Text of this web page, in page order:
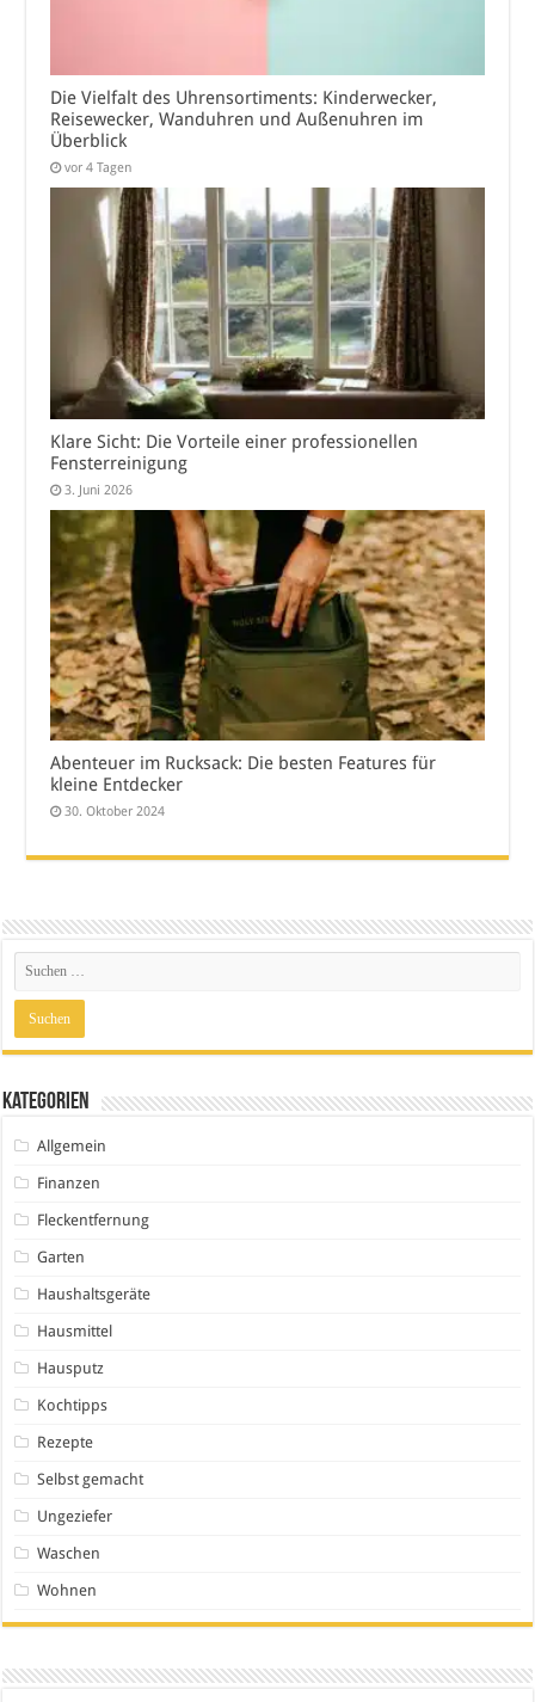
Die Vielfalt des Uhrensortiments: Kinderwecker,
Reisewecker, Wanduhren und Außenuhren im
Überblick
vor 4 Tagen
Klare Sicht: Die Vorteile einer professionellen
Fensterreinigung
3. Juni 2026
Abenteuer im Rucksack: Die besten Features für
kleine Entdecker
30. Oktober 2024
Kategorien
Allgemein
Finanzen
Fleckentfernung
Garten
Haushaltsgeräte
Hausmittel
Hausputz
Kochtipps
Rezepte
Selbst gemacht
Ungeziefer
Waschen
Wohnen